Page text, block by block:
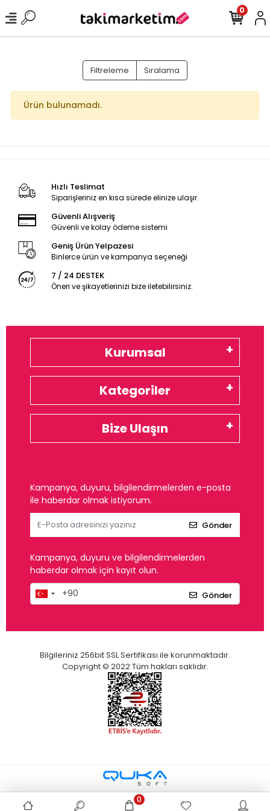
0
Filtreleme Sıralama
Ürün bulunamadı.
Hızlı Teslimat
Siparişleriniz en kısa sürede elinize ulaşır.
Güvenli Alışveriş
Güvenli ve kolay ödeme sistemi
Geniş Ürün Yelpazesi
Binlerce ürün ve kampanya seçeneği
7 / 24 DESTEK
Öneri ve şikayetlerinizi bize iletebilirsiniz.
Kurumsal
Kategoriler
Bize Ulaşın
Kampanya, duyuru, bilgilendirmelerden e-posta
ile haberdar olmak istiyorum.
Gönder
Kampanya, duyuru ve bilgilendirmelerden
haberdar olmak için kayıt olun.
Gönder
Bilgileriniz 256bit SSL Sertifikası ile korunmaktadır.
Copyright © 2022 Tüm hakları saklıdır.
0